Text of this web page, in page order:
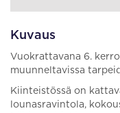
Kuvaus
Vuokrattavana 6.
muunneltavissa
Kiinteistössä on
lounasravintola,